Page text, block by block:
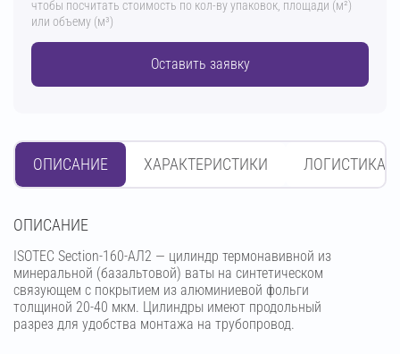
чтобы посчитать стоимость по кол-ву упаковок, площади (м²)
или объему (м³)
Оставить заявку
ОПИСАНИЕ ХАРАКТЕРИСТИКИ ЛОГИСТИКА
OПИСАНИЕ
ISOTEC Section-160-АЛ2 — цилиндр термонавивной из
минеральной (базальтовой) ваты на синтетическом
связующем с покрытием из алюминиевой фольги
толщиной 20-40 мкм. Цилиндры имеют продольный
разрез для удобства монтажа на трубопровод.